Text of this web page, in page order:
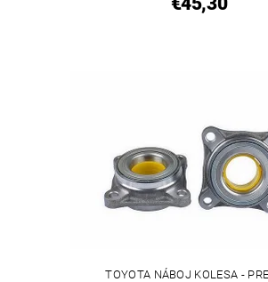
TOYOTA NÁBOJ KOLESA -